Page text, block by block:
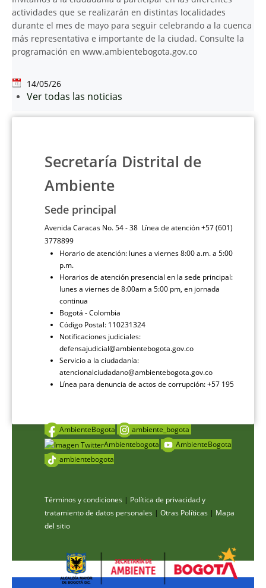
actividades que se realizarán en distintas localidades
durante el mes de mayo para seguir celebrando a la cuenca
más representativa e importante de la ciudad. Consulte la
programación en www.ambientebogota.gov.co
14/05/26
Ver todas las noticias
Secretaría Distrital de
Ambiente
Sede principal
Avenida Caracas No. 54 - 38 Línea de atención +57 (601)
3778899
Horario de atención: lunes a viernes 8:00 a.m. a 5:00
p.m.
Horarios de atención presencial en la sede principal:
lunes a viernes de 8:00am a 5:00 pm, en jornada
continua
Bogotá - Colombia
Código Postal: 110231324
Notificaciones judiciales:
defensajudicial@ambientebogota.gov.co
Servicio a la ciudadanía:
atencionalciudadano@ambientebogota.gov.co
Línea para denuncia de actos de corrupción: +57 195
AmbienteBogota
ambiente_bogota
Ambientebogota
AmbienteBogota
ambientebogota
Términos y condiciones | Política de privacidad y
tratamiento de datos personales | Otras Políticas | Mapa
del sitio